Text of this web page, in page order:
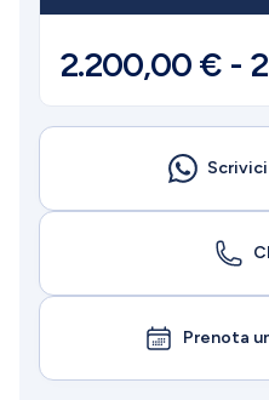
2.200,00 € -
Prenota